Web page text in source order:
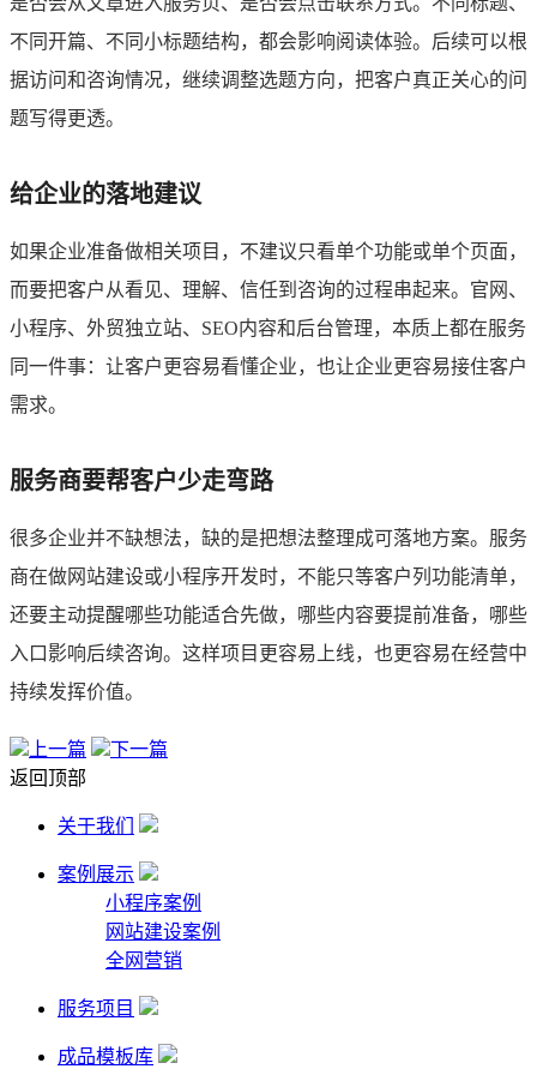
不同开篇、不同小标题结构，都会影响阅读体验。后续可以根
据访问和咨询情况，继续调整选题方向，把客户真正关心的问
题写得更透。
给企业的落地建议
如果企业准备做相关项目，不建议只看单个功能或单个页面，
而要把客户从看见、理解、信任到咨询的过程串起来。官网、
小程序、外贸独立站、SEO内容和后台管理，本质上都在服务
同一件事：让客户更容易看懂企业，也让企业更容易接住客户
需求。
服务商要帮客户少走弯路
很多企业并不缺想法，缺的是把想法整理成可落地方案。服务
商在做网站建设或小程序开发时，不能只等客户列功能清单，
还要主动提醒哪些功能适合先做，哪些内容要提前准备，哪些
入口影响后续咨询。这样项目更容易上线，也更容易在经营中
持续发挥价值。
上一篇
下一篇
返回顶部
关于我们
案例展示
小程序案例
网站建设案例
全网营销
服务项目
成品模板库